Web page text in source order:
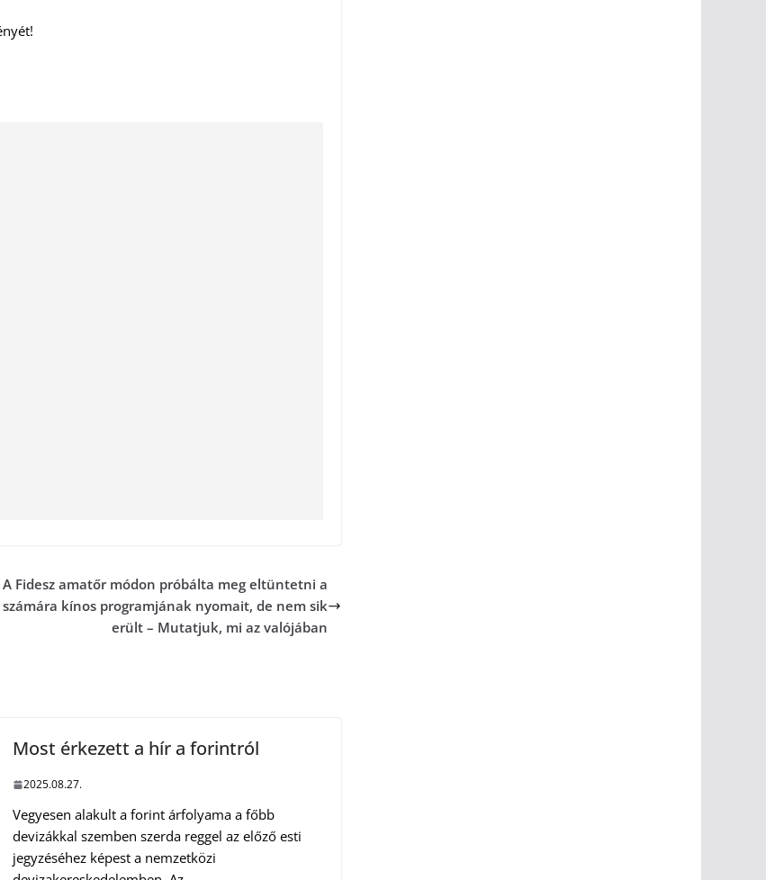
A Fidesz amatőr módon próbálta meg eltüntetni a
számára kínos programjának nyomait, de nem sik
erült – Mutatjuk, mi az valójában
Most érkezett a hír a forintról
2025.08.27.
Vegyesen alakult a forint árfolyama a főbb
devizákkal szemben szerda reggel az előző esti
jegyzéséhez képest a nemzetközi